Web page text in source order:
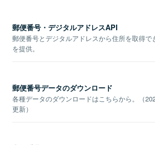
郵便番号・デジタルアドレスAPI
郵便番号とデジタルアドレスから住所を取得で
を提供。
郵便番号データのダウンロード
各種データのダウンロードはこちらから。（
更新）